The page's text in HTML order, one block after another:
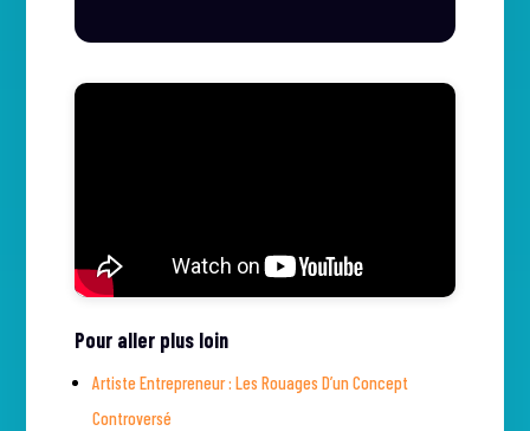
Pour aller plus loin
Artiste Entrepreneur : Les Rouages D’un Concept
Controversé